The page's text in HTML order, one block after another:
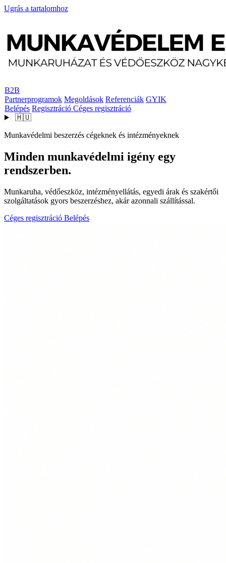
Ugrás a tartalomhoz
B2B
Partnerprogramok Megoldások Referenciák GYIK
Belépés Regisztráció Céges regisztráció
🇭🇺
Munkavédelmi beszerzés cégeknek és intézményeknek
Minden munkavédelmi igény egy
rendszerben.
Munkaruha, védőeszköz, intézményellátás, egyedi árak és szakértői
szolgáltatások gyors beszerzéshez, akár azonnali szállítással.
Céges regisztráció Belépés